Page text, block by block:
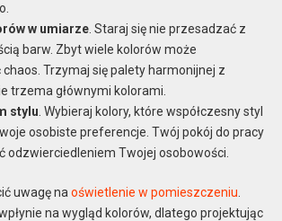
w umiarze. Staraj się nie przesadzać z
barw. Zbyt wiele kolorów może
Trzymaj się palety harmonijnej z
trzema głównymi kolorami.
stylu . Wybieraj kolory, które współczesny styl
osobiste preferencje. Twój pokój do pracy
odzwierciedleniem Twojej osobowości.
uwagę na oświetlenie w pomieszczeniu
na wygląd kolorów, dlatego projektując